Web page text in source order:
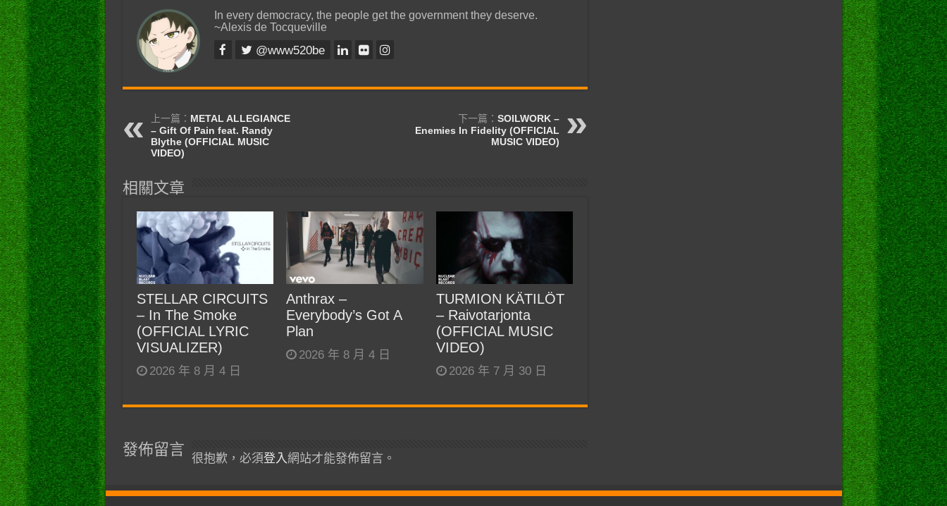
In every democracy, the people get the government they deserve.
~Alexis de Tocqueville
@www520be
上一篇： METAL ALLEGIANCE
– Gift Of Pain feat. Randy
Blythe (OFFICIAL MUSIC
VIDEO)
下一篇： SOILWORK –
Enemies In Fidelity (OFFICIAL
MUSIC VIDEO)
相關文章
STELLAR CIRCUITS
– In The Smoke
(OFFICIAL LYRIC
VISUALIZER)
2026 年 8 月 4 日
Anthrax –
Everybody’s Got A
Plan
2026 年 8 月 4 日
TURMION KÄTILÖT
– Raivotarjonta
(OFFICIAL MUSIC
VIDEO)
2026 年 7 月 30 日
發佈留言
很抱歉，必須登入網站才能發佈留言。